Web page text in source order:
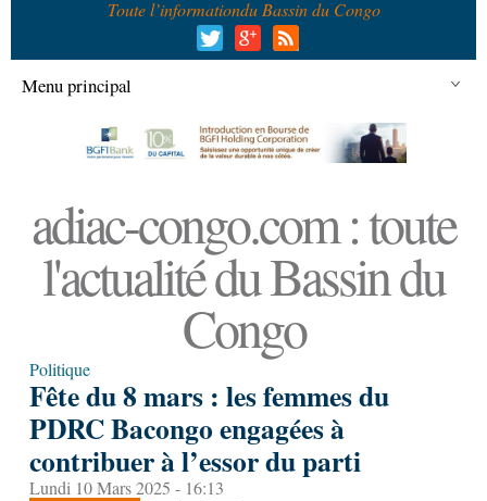
Toute l’informationdu Bassin du Congo
Menu principal
adiac-congo.com : toute
l'actualité du Bassin du
Congo
Politique
Fête du 8 mars : les femmes du
PDRC Bacongo engagées à
contribuer à l’essor du parti
Lundi 10 Mars 2025 - 16:13